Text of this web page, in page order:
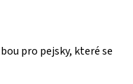
pro pejsky, které se